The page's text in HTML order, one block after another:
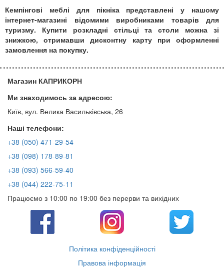
Кемпінгові меблі для пікніка представлені у нашому
інтернет-магазині відомими виробниками товарів для
туризму. Купити розкладні стільці та столи можна зі
знижкою, отримавши дисконтну карту при оформленні
замовлення на покупку.
Магазин КАПРИКОРН
Ми знаходимось за адресою:
Київ, вул. Велика Васильківська, 26
Наші телефони:
+38 (050) 471-29-54
+38 (098) 178-89-81
+38 (093) 566-59-40
+38 (044) 222-75-11
Працюємо з 10:00 по 19:00 без перерви та вихідних
Політика конфіденційності
Правова інформація